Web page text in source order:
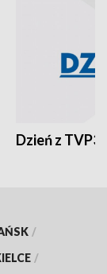
Dzień z TVP3
/
/